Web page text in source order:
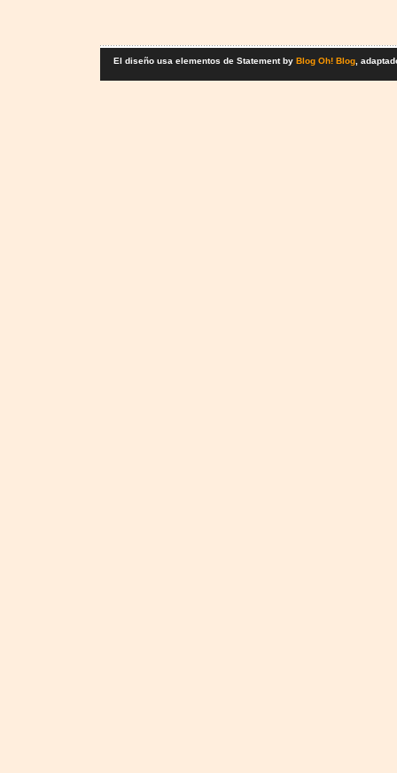
El diseño usa elementos de Statement by Blog Oh! Blog,